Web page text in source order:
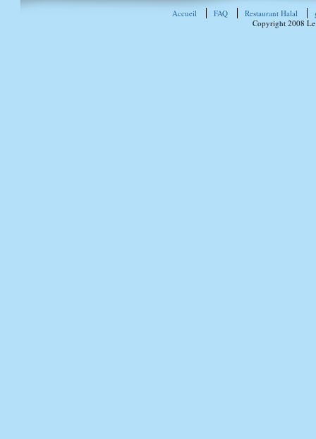
Accueil FAQ Restaurant Halal
Copyright 2008